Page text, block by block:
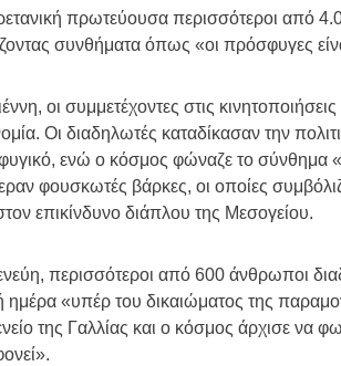
πρωτεύουσα περισσότεροι από
συνθήματα όπως «οι πρόσφυγες
οι συμμετέχοντες στις
Οι διαδηλωτές καταδίκασαν την
ενώ ο κόσμος φώναζε το σύνθημα
φουσκωτές βάρκες, οι οποίες
επικίνδυνο διάπλου της Μεσογείου.
περισσότεροι από 600 άνθρωποι
ημέρα «υπέρ του δικαιώματος της
της Γαλλίας και ο κόσμος άρχισε να